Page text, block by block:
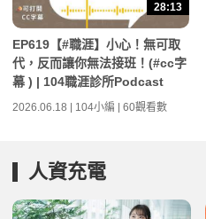
28:13
EP619【#職涯】小心！無可取
代，反而讓你無法接班！(#cc字
幕 ) | 104職涯診所Podcast
2026.06.18 | 104小編 | 60觀看數
人資充電